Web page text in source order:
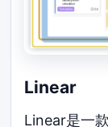
Linear
Linear是一